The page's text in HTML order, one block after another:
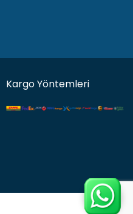
Kargo Yöntemleri